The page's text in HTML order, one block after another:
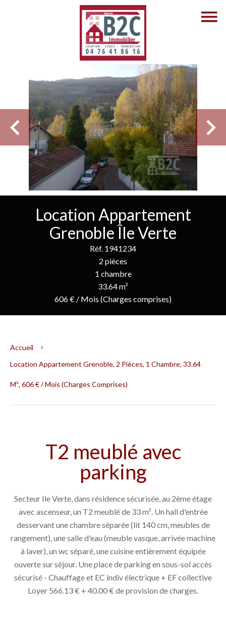
Location Appartement
Grenoble Île Verte
Réf. 1941234
2 pièces
1 chambre
33.64 m²
606 € / Mois (Charges comprises)
Accueil
Location Appartement Grenoble, 2 Pièces, 1 Chambre, 33.64
M², 606 € / Mois (Charges Comprises)
T2 meublé avec
parking
Secteur Ile Verte, dans résidence sécurisée, au 2ème étage
avec ascenseur, un T2 meublé de 33 m². Un hall d'entrée
desservant une chambre séparée (lit 140 cm, meubles de
rangement), une salle d'eau (meuble vasque, arrivée machine
à laver), un wc séparé, une cuisine entièrement équipée
ouverte sur séjour. Une place de parking en sous-sol accès
sécurisé - Chauffage et EC indiv électrique + EF collective
Loyer 566.13 € + 40.00 € de provision de charges.